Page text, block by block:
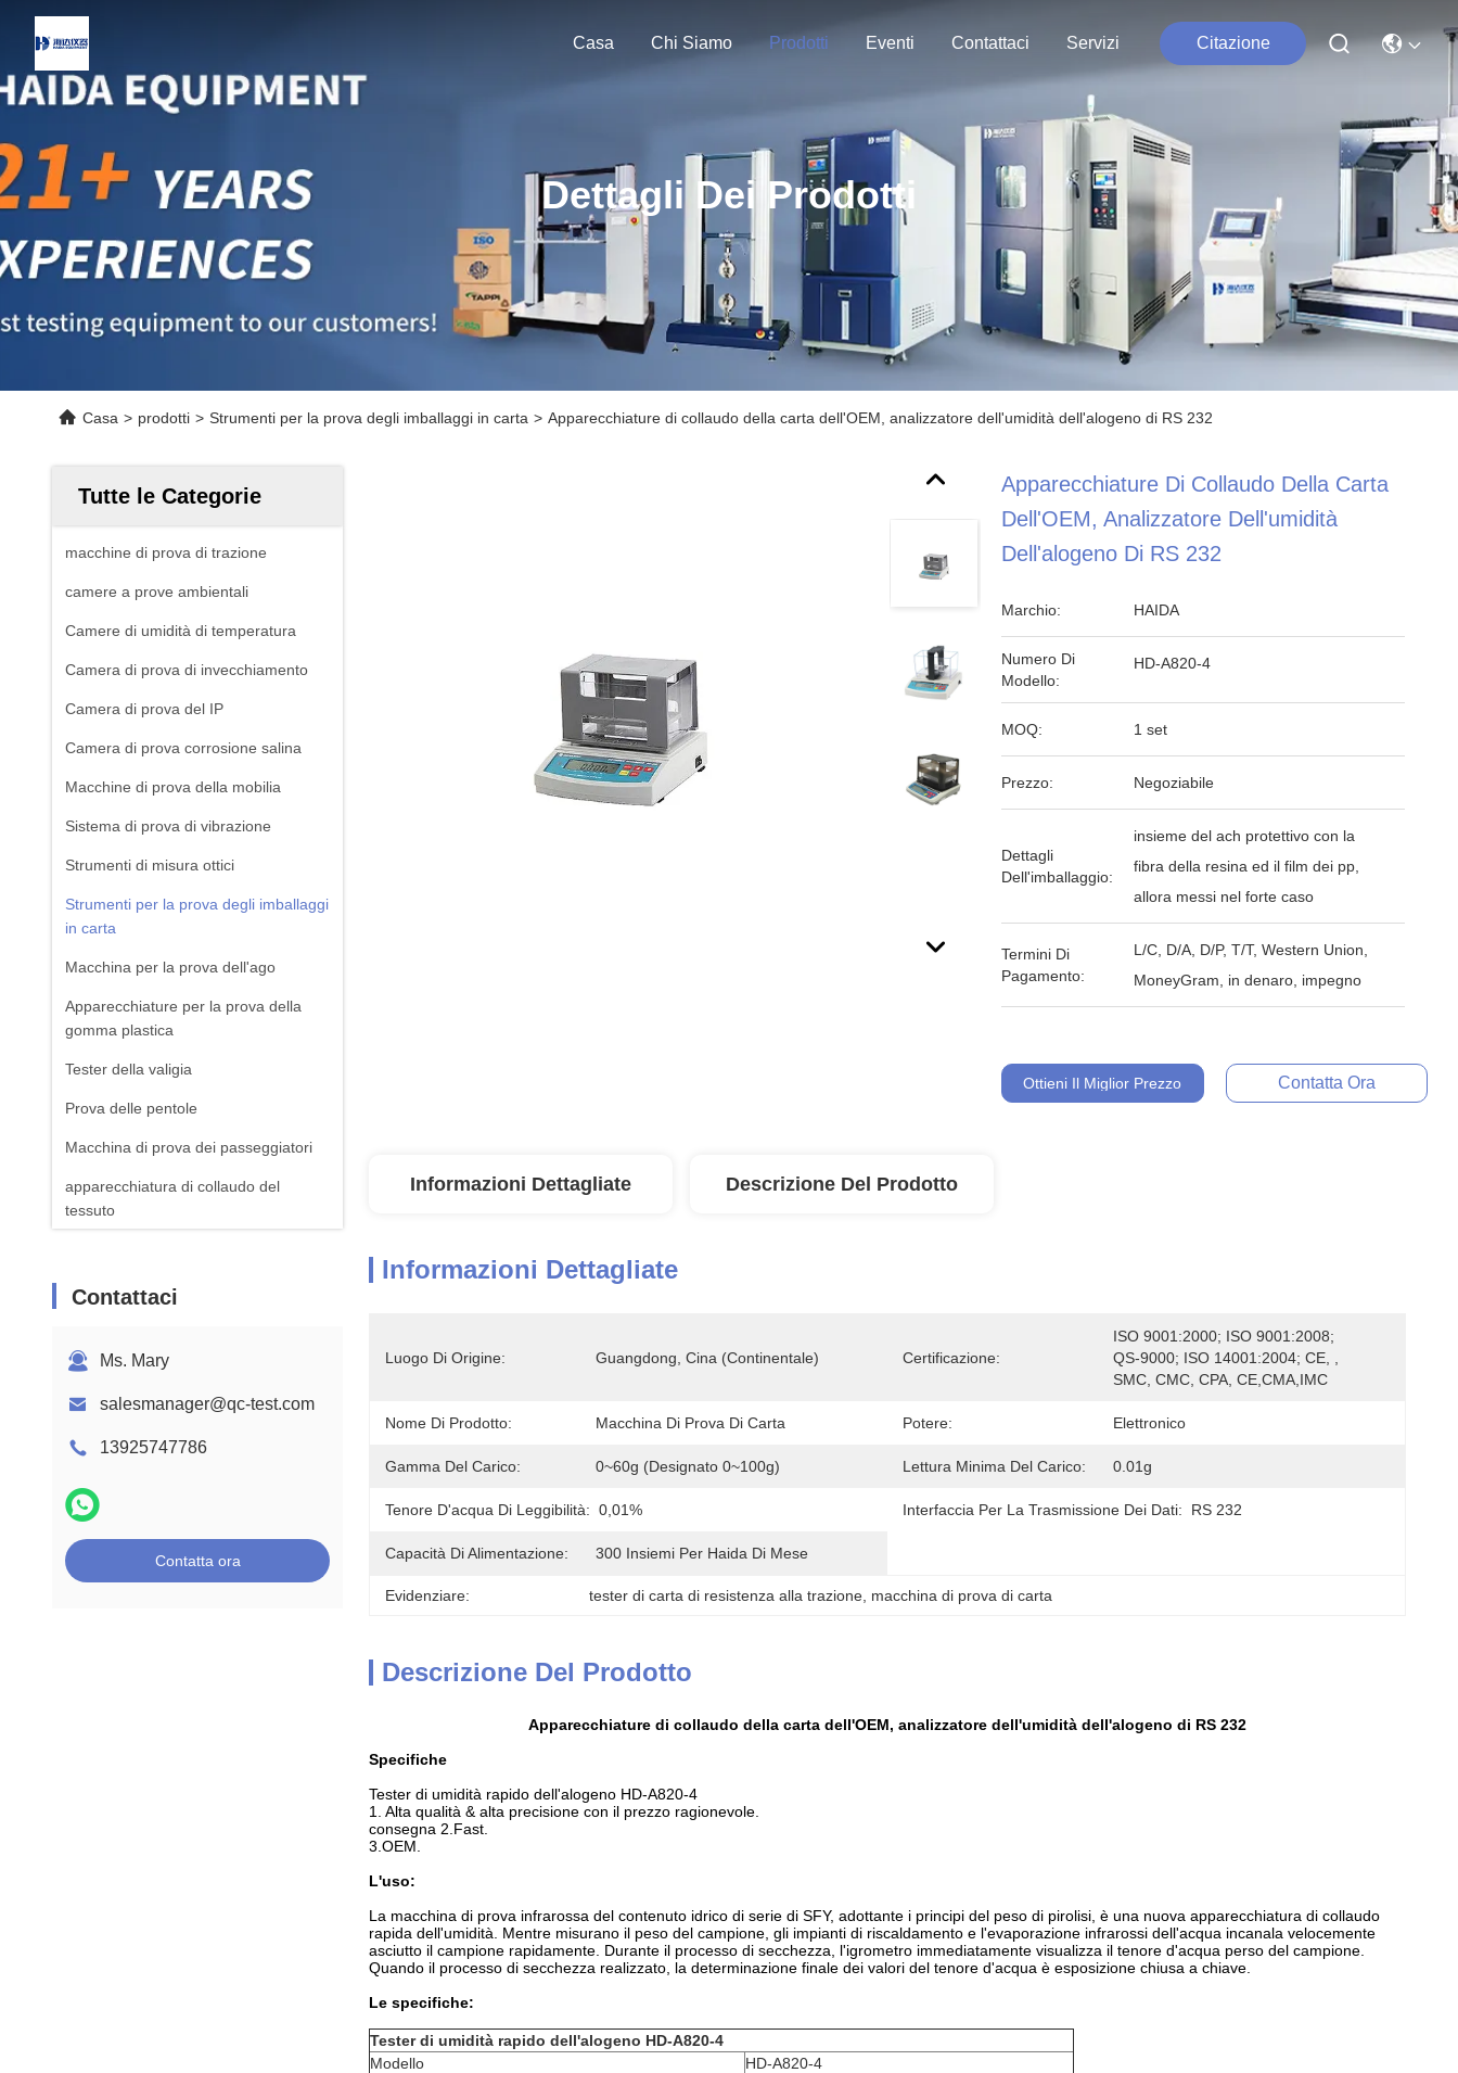
Casa Chi Siamo Prodotti Eventi Contattaci Servizi Citazione
Dettagli Dei Prodotti
Casa > prodotti > Strumenti per la prova degli imballaggi in carta > Apparecchiature di collaudo della carta dell'OEM, analizzatore dell'umidità dell'alogeno di RS 232
Tutte le Categorie
macchine di prova di trazione
camere a prove ambientali
Camere di umidità di temperatura
Camera di prova di invecchiamento
Camera di prova del IP
Camera di prova corrosione salina
Macchine di prova della mobilia
Sistema di prova di vibrazione
Strumenti di misura ottici
Strumenti per la prova degli imballaggi
in carta
Macchina per la prova dell'ago
Apparecchiature per la prova della
gomma plastica
Tester della valigia
Prova delle pentole
Macchina di prova dei passeggiatori
apparecchiatura di collaudo del
tessuto
Attrezzatura per il test della batteria
Apparecchiature per la prova
Contattaci
Ms. Mary
salesmanager@qc-test.com
13925747786
Contatta ora
Apparecchiature Di Collaudo Della Carta
Dell'OEM, Analizzatore Dell'umidità
Dell'alogeno Di RS 232
Marchio: HAIDA
Numero Di
Modello:
HD-A820-4
MOQ: 1 set
Prezzo: Negoziabile
Dettagli
Dell'imballaggio:
insieme del ach protettivo con la
fibra della resina ed il film dei pp,
allora messi nel forte caso
Termini Di
Pagamento:
L/C, D/A, D/P, T/T, Western Union,
MoneyGram, in denaro, impegno
Ottieni Il Miglior Prezzo Contatta Ora
Informazioni Dettagliate Descrizione Del Prodotto
Informazioni Dettagliate
Luogo Di Origine: Guangdong, Cina (continentale) Certificazione:
ISO 9001:2000; ISO 9001:2008;
QS-9000; ISO 14001:2004; CE, ,
SMC, CMC, CPA, CE,CMA,IMC
Nome Di Prodotto: Macchina Di Prova Di Carta Potere: Elettronico
Gamma Del Carico: 0~60g (designato 0~100g) Lettura Minima Del Carico: 0.01g
Tenore D'acqua Di Leggibilità: 0,01% Interfaccia Per La Trasmissione Dei Dati: RS 232
Capacità Di Alimentazione: 300 Insiemi Per Haida Di Mese
Evidenziare: tester di carta di resistenza alla trazione macchina di prova di carta
Descrizione Del Prodotto
Apparecchiature di collaudo della carta dell'OEM, analizzatore dell'umidità dell'alogeno di RS 232
Specifiche
Tester di umidità rapido dell'alogeno HD-A820-4
1. Alta qualità & alta precisione con il prezzo ragionevole.
consegna 2.Fast.
3.OEM.
L'uso:
La macchina di prova infrarossa del contenuto idrico di serie di SFY, adottante i principi del peso di pirolisi, è una nuova apparecchiatura di collaudo
rapida dell'umidità. Mentre misurano il peso del campione, gli impianti di riscaldamento e l'evaporazione infrarossi dell'acqua incanala velocemente
asciutto il campione rapidamente. Durante il processo di secchezza, l'igrometro immediatamente visualizza il tenore d'acqua perso del campione.
Quando il processo di secchezza realizzato, la determinazione finale dei valori del tenore d'acqua è esposizione chiusa a chiave.
Le specifiche:
Tester di umidità rapido dell'alogeno HD-A820-4
Modello
HD-A820-4